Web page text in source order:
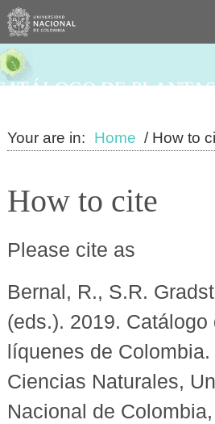
DE
Your are in: Home / How to
How to cite
Please cite as
Bernal, R., S.R.
(eds.). 2019.
líquenes de
Ciencias Naturales,
Nacional de